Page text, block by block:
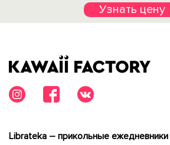
Узнать цену
Librateka – прикольные